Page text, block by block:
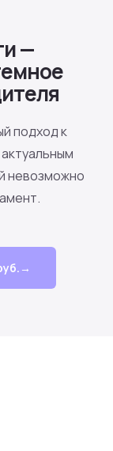
—
подход к
невозможно